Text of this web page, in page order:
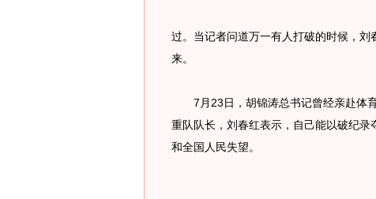
过。当记者问道万一有人打破的时候，
来。
7月23日，胡锦涛总书记曾经亲赴体育
重队队长，刘春红表示，自己能以破纪
和全国人民失望。